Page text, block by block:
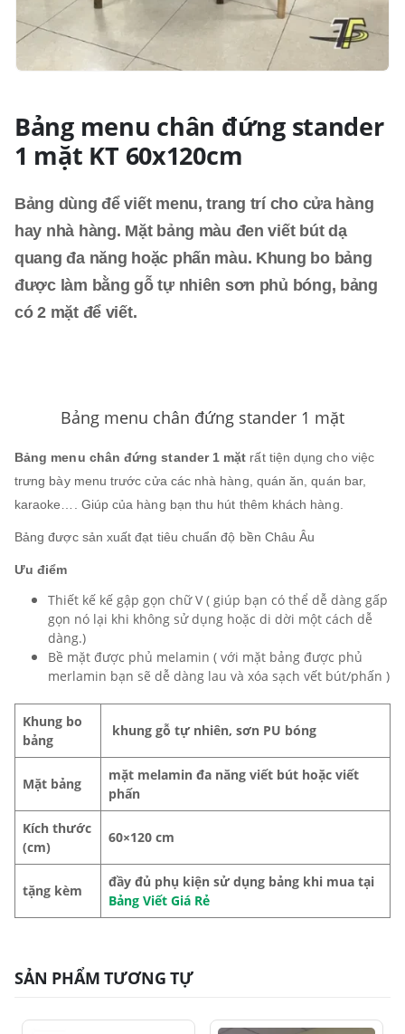
Bảng menu chân đứng stander
1 mặt KT 60x120cm
Bảng dùng để viết menu, trang trí cho cửa hàng
hay nhà hàng. Mặt bảng màu đen viết bút dạ
quang đa năng hoặc phấn màu. Khung bo bảng
được làm bằng gỗ tự nhiên sơn phủ bóng, bảng
có 2 mặt để viết.
Bảng menu chân đứng stander 1 mặt
Bảng menu chân đứng stander 1 mặt rất tiện dụng cho việc
trưng bày menu trước cửa các nhà hàng, quán ăn, quán bar,
karaoke…. Giúp của hàng bạn thu hút thêm khách hàng.
Bảng được sản xuất đạt tiêu chuẩn độ bền Châu Âu
Ưu điểm
Thiết kế kế gập gọn chữ V ( giúp bạn có thể dễ dàng gấp
gọn nó lại khi không sử dụng hoặc di dời một cách dễ
dàng.)
Bề mặt được phủ melamin ( với mặt bảng được phủ
merlamin bạn sẽ dễ dàng lau và xóa sạch vết bút/phấn )
Khung bo
bảng
khung gỗ tự nhiên, sơn PU bóng
Mặt bảng
mặt melamin đa năng viết bút hoặc viết
phấn
Kích thước
(cm)
60×120 cm
tặng kèm
đầy đủ phụ kiện sử dụng bảng khi mua tại
Bảng Viết Giá Rẻ
SẢN PHẨM TƯƠNG TỰ